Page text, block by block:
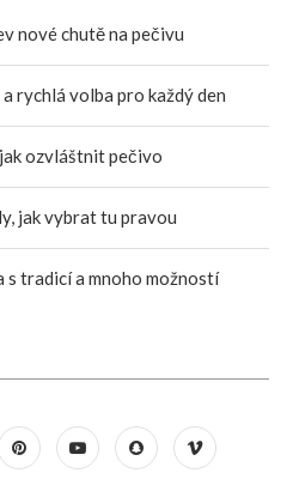
nové chutě na pečivu
rychlá volba pro každý den
ozvláštnit pečivo
jak vybrat tu pravou
s tradicí a mnoho možností